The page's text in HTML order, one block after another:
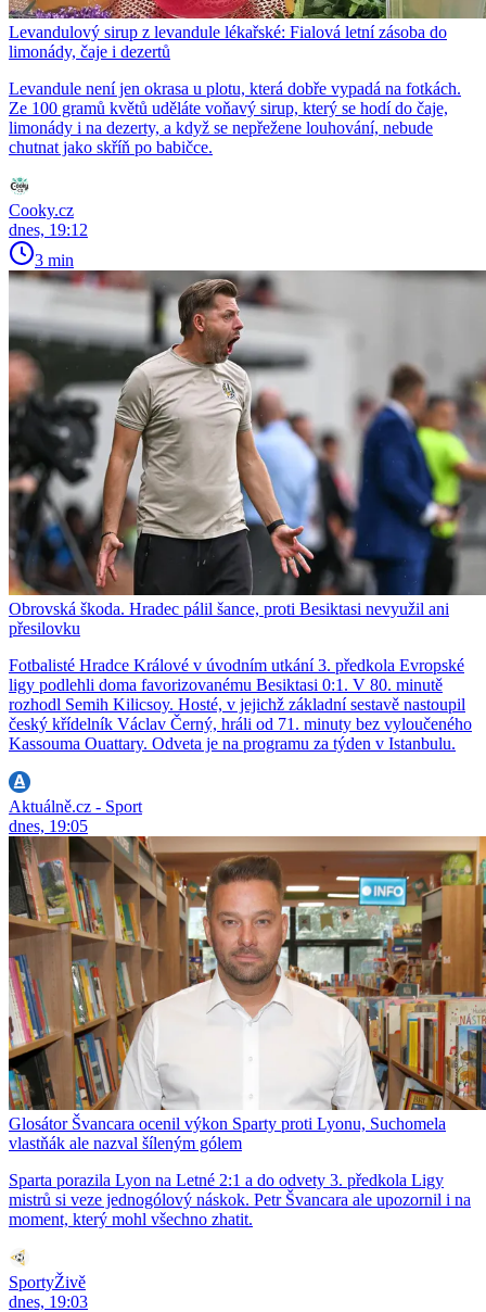
Levandulový sirup z levandule lékařské: Fialová letní zásoba do
limonády, čaje i dezertů
Levandule není jen okrasa u plotu, která dobře vypadá na fotkách.
Ze 100 gramů květů uděláte voňavý sirup, který se hodí do čaje,
limonády i na dezerty, a když se nepřežene louhování, nebude
chutnat jako skříň po babičce.
Cooky.cz
dnes, 19:12
3 min
Obrovská škoda. Hradec pálil šance, proti Besiktasi nevyužil ani
přesilovku
Fotbalisté Hradce Králové v úvodním utkání 3. předkola Evropské
ligy podlehli doma favorizovanému Besiktasi 0:1. V 80. minutě
rozhodl Semih Kilicsoy. Hosté, v jejichž základní sestavě nastoupil
český křídelník Václav Černý, hráli od 71. minuty bez vyloučeného
Kassouma Ouattary. Odveta je na programu za týden v Istanbulu.
Aktuálně.cz - Sport
dnes, 19:05
Glosátor Švancara ocenil výkon Sparty proti Lyonu, Suchomela
vlastňák ale nazval šíleným gólem
Sparta porazila Lyon na Letné 2:1 a do odvety 3. předkola Ligy
mistrů si veze jednogólový náskok. Petr Švancara ale upozornil i na
moment, který mohl všechno zhatit.
SportyŽivě
dnes, 19:03